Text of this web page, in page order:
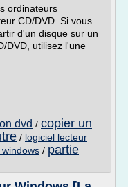
ordinateurs
CD/DVD. Si vous
d'un disque sur un
DVD, utilisez l'une
dvd / copier un
/ logiciel lecteur
/ partie